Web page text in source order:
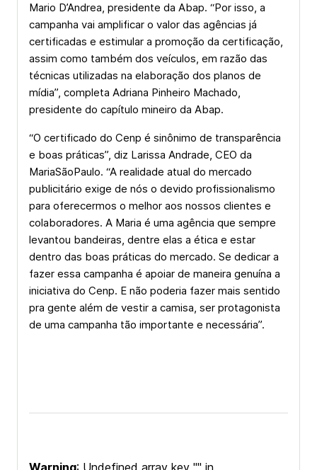
Mario D’Andrea, presidente da Abap. “Por isso, a
campanha vai amplificar o valor das agências já
certificadas e estimular a promoção da certificação,
assim como também dos veículos, em razão das
técnicas utilizadas na elaboração dos planos de
mídia”, completa Adriana Pinheiro Machado,
presidente do capítulo mineiro da Abap.
“O certificado do Cenp é sinônimo de transparência
e boas práticas”, diz Larissa Andrade, CEO da
MariaSãoPaulo. “A realidade atual do mercado
publicitário exige de nós o devido profissionalismo
para oferecermos o melhor aos nossos clientes e
colaboradores. A Maria é uma agência que sempre
levantou bandeiras, dentre elas a ética e estar
dentro das boas práticas do mercado. Se dedicar a
fazer essa campanha é apoiar de maneira genuína a
iniciativa do Cenp. E não poderia fazer mais sentido
pra gente além de vestir a camisa, ser protagonista
de uma campanha tão importante e necessária”.
Warning: Undefined array key "" in